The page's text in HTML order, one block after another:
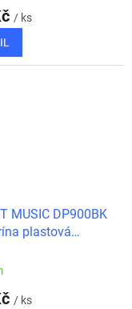
/ ks
MUSIC DP900BK
plastová
/ ks